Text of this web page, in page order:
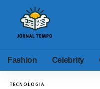
Fashion Celebrity
TECNOLOGIA